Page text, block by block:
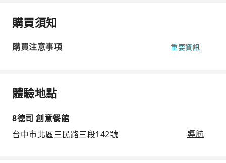
購買須知
購買注意事項 重要資訊
體驗地點
8德司 創意餐館
台中市北區三民路三段142號
導航